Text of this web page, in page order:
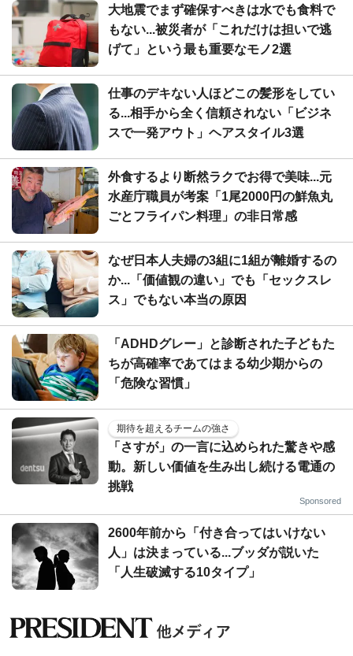
大地震でまず確保すべきは水でも食料で
もない...被災者が「これだけは担いで逃
げて」という最も重要なモノ2選
仕事のデキない人ほどこの髪形をしてい
る...相手から全く信頼されない「ビジネ
スで一発アウト」ヘアスタイル3選
外食するより断然ラクでお得で美味...元
水産庁職員が考案「1尾2000円の鮮魚丸
ごとフライパン料理」の非日常感
なぜ日本人夫婦の3組に1組が離婚するの
か...「価値観の違い」でも「セックスレ
ス」でもない本当の原因
「ADHDグレー」と診断された子どもた
ちが高確率であてはまる幼少期からの
「危険な習慣」
期待を超えるチームの強さ
「さすが」の一言に込められた驚きや感
動。新しい価値を生み出し続ける電通の
挑戦
Sponsored
2600年前から「付き合ってはいけない
人」は決まっている...ブッダが説いた
「人生破滅する10タイプ」